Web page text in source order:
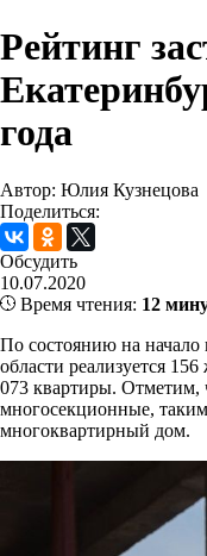
Рейтинг
года
Автор: Юлия Кузнецова
Поделиться:
Обсудить
10.07.2020
Время чтения: 12
По состоянию на начало
области реализуется
073 квартиры. Отметим,
многосекционные,
многоквартирный дом.